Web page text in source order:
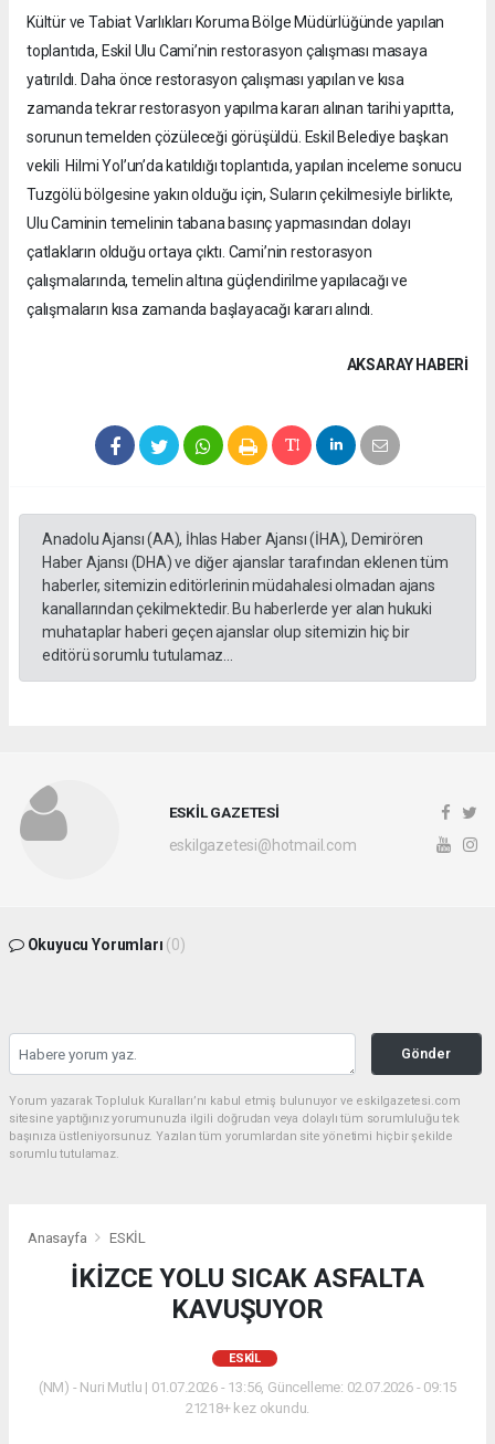
Kültür ve Tabiat Varlıkları Koruma Bölge Müdürlüğünde yapılan
toplantıda, Eskil Ulu Cami’nin restorasyon çalışması masaya
yatırıldı. Daha önce restorasyon çalışması yapılan ve kısa
zamanda tekrar restorasyon yapılma kararı alınan tarihi yapıtta,
sorunun temelden çözüleceği görüşüldü. Eskil Belediye başkan
vekili Hilmi Yol’un’da katıldığı toplantıda, yapılan inceleme sonucu
Tuzgölü bölgesine yakın olduğu için, Suların çekilmesiyle birlikte,
Ulu Caminin temelinin tabana basınç yapmasından dolayı
çatlakların olduğu ortaya çıktı. Cami’nin restorasyon
çalışmalarında, temelin altına güçlendirilme yapılacağı ve
çalışmaların kısa zamanda başlayacağı kararı alındı.
AKSARAY HABERİ
Anadolu Ajansı (AA), İhlas Haber Ajansı (İHA), Demirören
Haber Ajansı (DHA) ve diğer ajanslar tarafından eklenen tüm
haberler, sitemizin editörlerinin müdahalesi olmadan ajans
kanallarından çekilmektedir. Bu haberlerde yer alan hukuki
muhataplar haberi geçen ajanslar olup sitemizin hiç bir
editörü sorumlu tutulamaz...
ESKİL GAZETESİ
eskilgazetesi@hotmail.com
Okuyucu Yorumları (0)
Gönder
Yorum yazarak Topluluk Kuralları’nı kabul etmiş bulunuyor ve eskilgazetesi.com
sitesine yaptığınız yorumunuzla ilgili doğrudan veya dolaylı tüm sorumluluğu tek
başınıza üstleniyorsunuz. Yazılan tüm yorumlardan site yönetimi hiçbir şekilde
sorumlu tutulamaz.
Anasayfa ESKİL
İKİZCE YOLU SICAK ASFALTA
KAVUŞUYOR
ESKİL
(NM) - Nuri Mutlu | 01.07.2026 - 13:56, Güncelleme: 02.07.2026 - 09:15
21218+ kez okundu.